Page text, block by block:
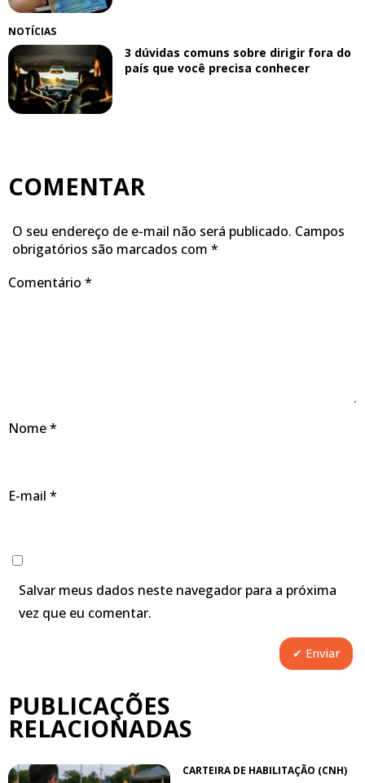
NOTÍCIAS
3 dúvidas comuns sobre dirigir fora do
país que você precisa conhecer
COMENTAR
O seu endereço de e-mail não será publicado. Campos
obrigatórios são marcados com *
Comentário *
Nome*
E-mail *
Salvar meus dados neste navegador para a próxima
vez que eu comentar.
PUBLICAÇÕES
RELACIONADAS
CARTEIRA DE HABILITAÇÃO (CNH)